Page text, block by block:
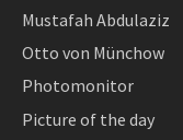
Mustafah Abdulaziz
Otto von Münchow
Photomonitor
Picture of the day